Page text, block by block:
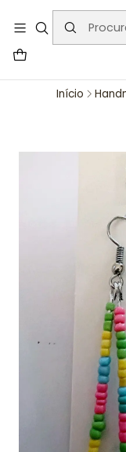
User-agent: *
https://
Início